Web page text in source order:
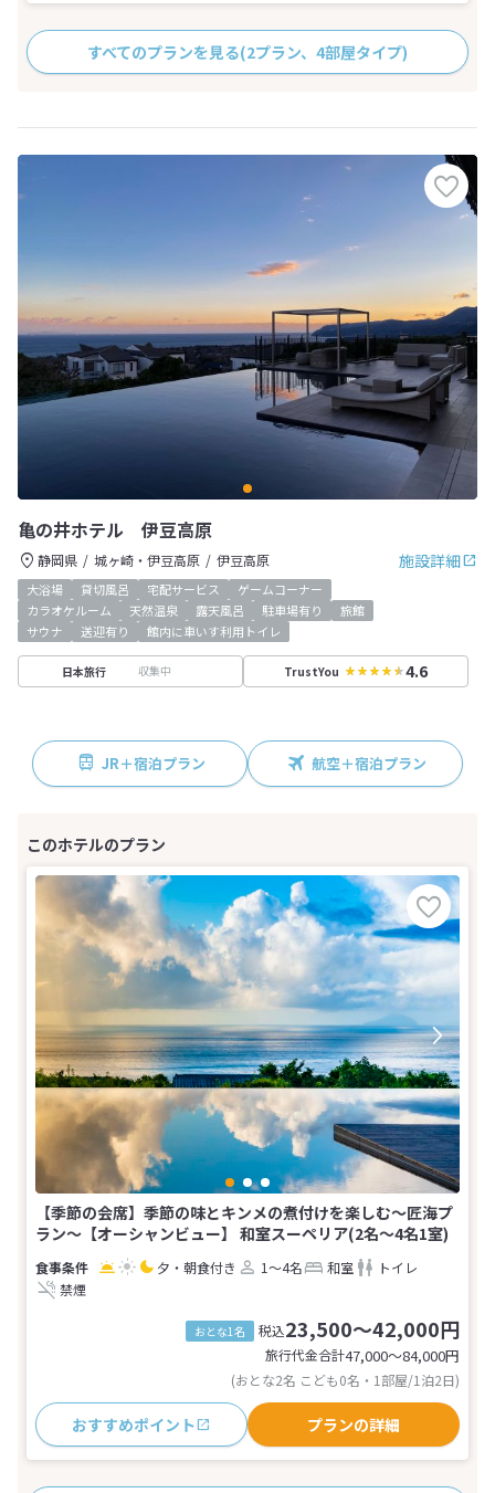
すべてのプランを見る(2プラン、4部屋タイプ)
亀の井ホテル 伊豆高原
施設詳細
静岡県 城ヶ崎・伊豆高原 伊豆高原
大浴場 貸切風呂 宅配サービス
ゲームコーナー
カラオケルーム
天然温泉 露天風呂 駐車場有り
旅館
サウナ
送迎有り 館内に車いす利用トイレ
日本旅行 収集中 TrustYou 4.6
JR＋宿泊プラン 航空＋宿泊プラン
【季節の会席】季節の味とキンメの煮付けを楽しむ～匠海プ
ラン～【オーシャンビュー】 和室スーペリア(2名～4名1室)
夕・朝食付き 1～4名 和室
トイレ
禁煙
おとな1名 税込23,500～42,000円
旅行代金合計47,000〜84,000円
(おとな2名 こども0名・1部屋/1泊2日)
おすすめポイント プランの詳細